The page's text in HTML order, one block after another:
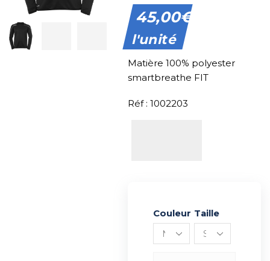
45,00€
l'unité
Matière 100% polyester
smartbreathe FIT
Réf : 1002203
Couleur Taille
Alternative: